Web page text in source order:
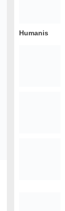
Humanis